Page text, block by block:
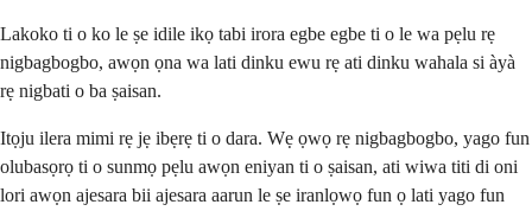
Lakoko ti o ko le ṣe idile ikọ tabi irora egbe egbe ti o le wa pẹlu rẹ
nigbagbogbo, awọn ọna wa lati dinku ewu rẹ ati dinku wahala si àyà
rẹ nigbati o ba ṣaisan.
Itọju ilera mimi rẹ jẹ ibẹrẹ ti o dara. Wẹ ọwọ rẹ nigbagbogbo, yago fun
olubasọrọ ti o sunmọ pẹlu awọn eniyan ti o ṣaisan, ati wiwa titi di oni
lori awọn ajesara bii ajesara aarun le ṣe iranlọwọ fun ọ lati yago fun